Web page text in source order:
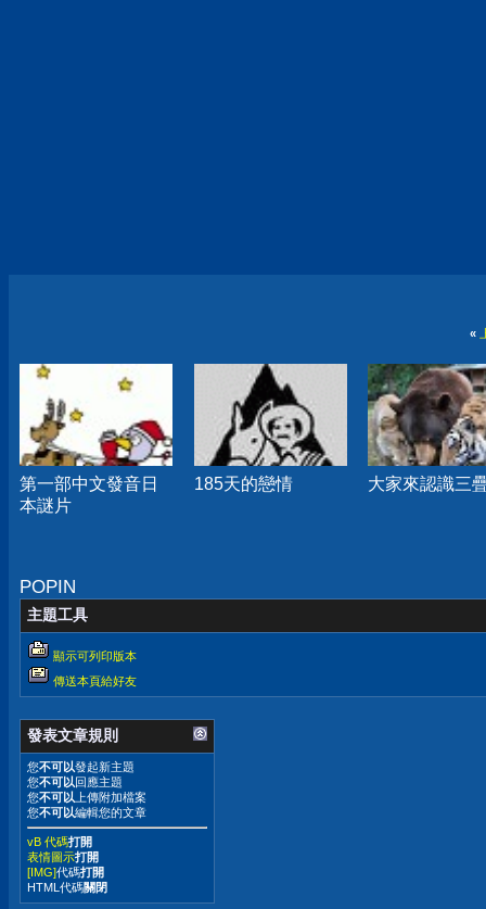
«
第一部中文發音日
本謎片
185天的戀情 大家來認識三
POPIN
主題工具
顯示可列印版本
傳送本頁給好友
發表文章規則
您不可以發起新主題
您不可以回應主題
您不可以 上傳附加檔案
您不可以編輯您的文章
vB 代碼打開
表情圖示打開
[IMG]代碼打開
HTML代碼關閉